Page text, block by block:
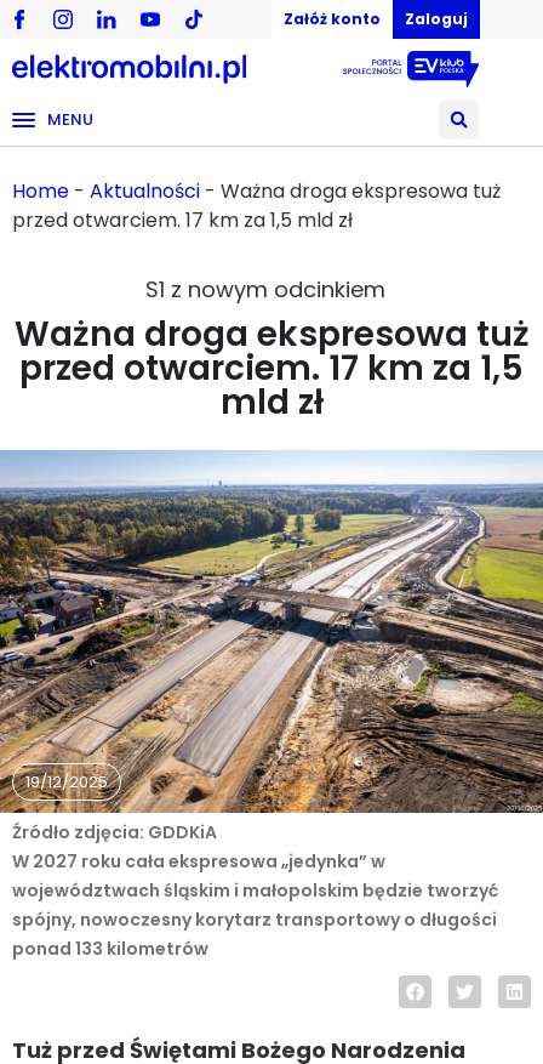
Załóż konto Zaloguj
MENU
Home - Aktualności - Ważna droga ekspresowa tuż
przed otwarciem. 17 km za 1,5 mld zł
S1 z nowym odcinkiem
Ważna droga ekspresowa tuż
przed otwarciem. 17 km za 1,5
mld zł
19/12/2025
W 2027 roku cała ekspresowa „jedynka” w
województwach śląskim i małopolskim będzie tworzyć
spójny, nowoczesny korytarz transportowy o długości
ponad 133 kilometrów
Źródło zdjęcia: GDDKiA
Tuż przed Świętami Bożego Narodzenia